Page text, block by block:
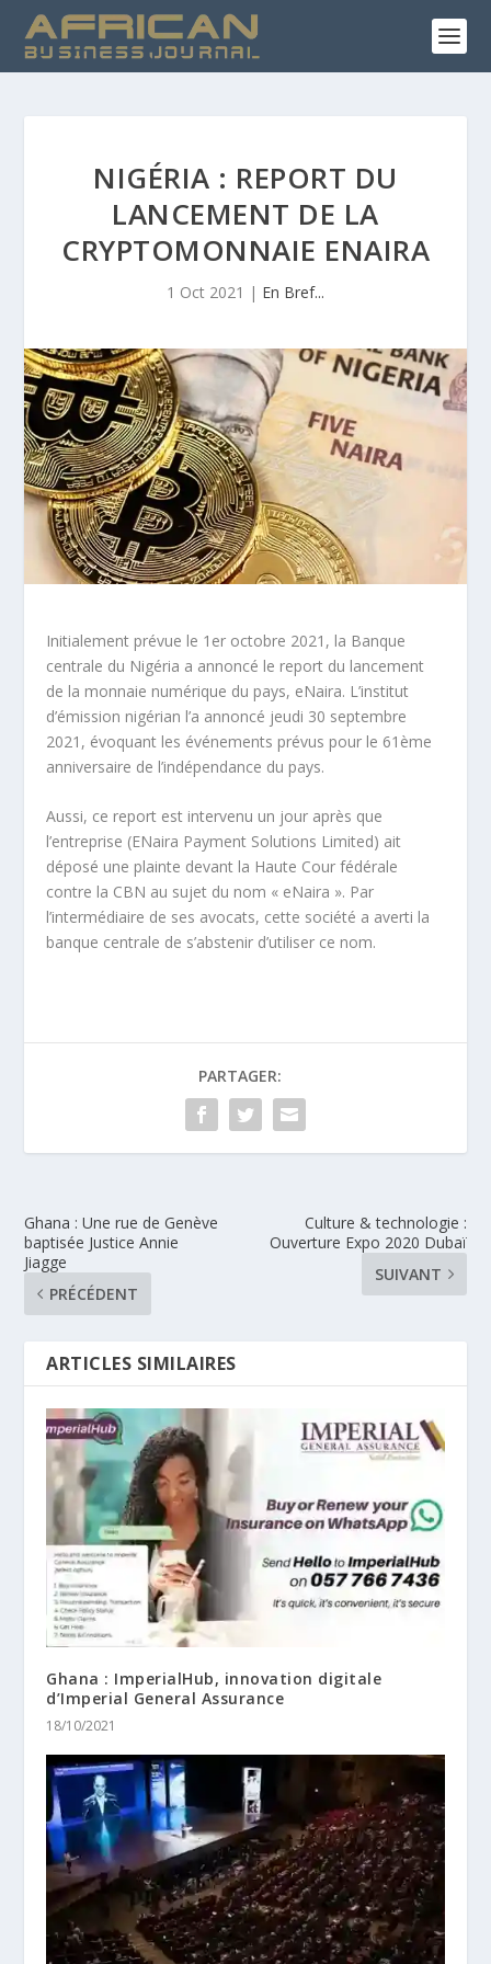
NIGÉRIA : REPORT DU
LANCEMENT DE LA
CRYPTOMONNAIE ENAIRA
1 Oct 2021 | En Bref...
Initialement prévue le 1 er octobre 2021, la Banque
centrale du Nigéria a annoncé le report du lancement
de la monnaie numérique du pays, eNaira. L’institut
d’émission nigérian l’a annoncé jeudi 30 septembre
2021, évoquant les événements prévus pour le 61 ème
anniversaire de l’indépendance du pays.
Aussi, ce report est intervenu un jour après que
l’entreprise (ENaira Payment Solutions Limited) ait
déposé une plainte devant la Haute Cour fédérale
contre la CBN au sujet du nom « eNaira ». Par
l’intermédiaire de ses avocats, cette société a averti la
banque centrale de s’abstenir d’utiliser ce nom.
PARTAGER:
Ghana : Une rue de Genève
baptisée Justice Annie
Jiagge
PRÉCÉDENT
Culture & technologie :
Ouverture Expo 2020 Dubaï
SUIVANT
ARTICLES SIMILAIRES
Ghana : ImperialHub, innovation digitale
d’Imperial General Assurance
18/10/2021